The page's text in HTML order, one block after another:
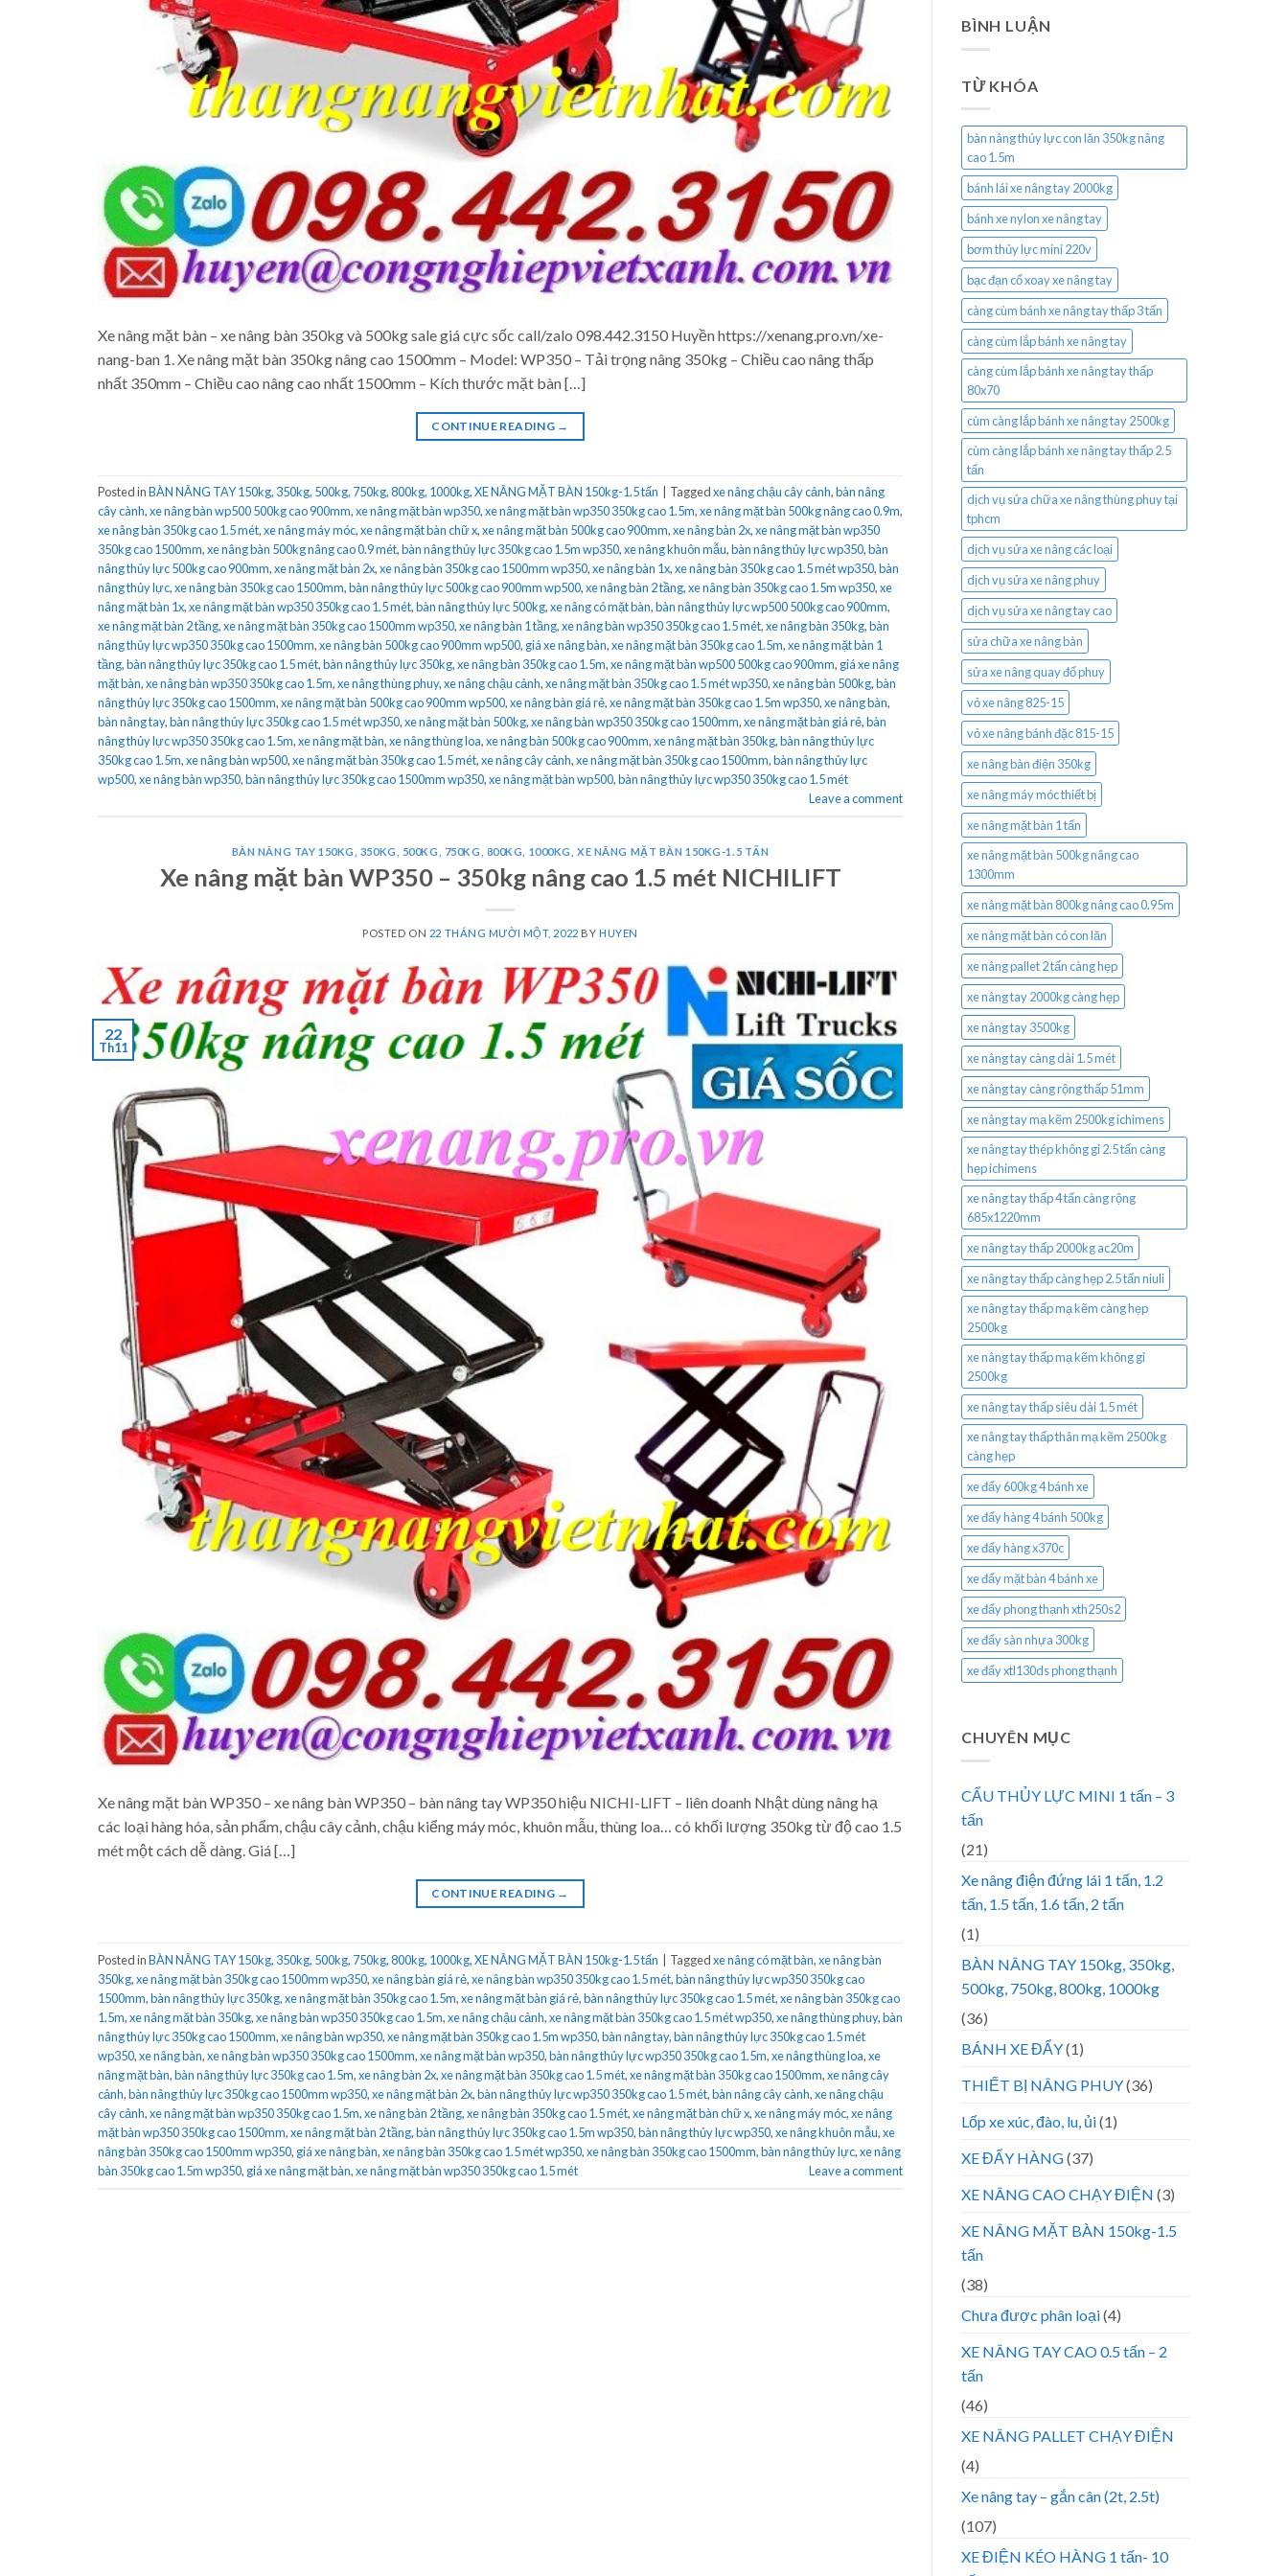
Xe nâng mặt bàn – xe nâng bàn 350kg và 500kg sale giá cực sốc call/zalo 098.442.3150 Huyền https://xenang.pro.vn/xe-
nang-ban 1. Xe nâng mặt bàn 350kg nâng cao 1500mm – Model: WP350 – Tải trọng nâng 350kg – Chiều cao nâng thấp
nhất 350mm – Chiều cao nâng cao nhất 1500mm – Kích thước mặt bàn […]
CONTINUE READING →
Posted inBÀN NÂNG TAY 150kg, 350kg, 500kg, 750kg, 800kg, 1000kg,XE NÂNG MẶT BÀN 150kg-1.5 tấn Taggedxe nâng chậu cây cảnh,bàn nâng
cây cành,xe nâng bàn wp500 500kg cao 900mm,xe nâng mặt bàn wp350,xe nâng mặt bàn wp350 350kg cao 1.5m,xe nâng mặt bàn 500kg nâng cao 0.9m,
xe nâng bàn 350kg cao 1.5 mét,xe nâng máy móc,xe nâng mặt bàn chữ x,xe nâng mặt bàn 500kg cao 900mm,xe nâng bàn 2x,xe nâng mặt bàn wp350
350kg cao 1500mm,xe nâng bàn 500kg nâng cao 0.9 mét,bàn nâng thủy lực 350kg cao 1.5m wp350,xe nâng khuôn mẫu,bàn nâng thủy lực wp350,bàn
nâng thủy lực 500kg cao 900mm,xe nâng mặt bàn 2x,xe nâng bàn 350kg cao 1500mm wp350,xe nâng bàn 1x,xe nâng bàn 350kg cao 1.5 mét wp350,bàn
nâng thủy lực,xe nâng bàn 350kg cao 1500mm,bàn nâng thủy lực 500kg cao 900mm wp500,xe nâng bàn 2 tầng,xe nâng bàn 350kg cao 1.5m wp350,xe
nâng mặt bàn 1x,xe nâng mặt bàn wp350 350kg cao 1.5 mét,bàn nâng thủy lực 500kg,xe nâng có mặt bàn,bàn nâng thủy lực wp500 500kg cao 900mm,
xe nâng mặt bàn 2 tầng,xe nâng mặt bàn 350kg cao 1500mm wp350,xe nâng bàn 1 tầng,xe nâng bàn wp350 350kg cao 1.5 mét,xe nâng bàn 350kg,bàn
nâng thủy lực wp350 350kg cao 1500mm,xe nâng bàn 500kg cao 900mm wp500, giá xe nâng bàn,xe nâng mặt bàn 350kg cao 1.5m,xe nâng mặt bàn 1
tầng,bàn nâng thủy lực 350kg cao 1.5 mét,bàn nâng thủy lực 350kg,xe nâng bàn 350kg cao 1.5m,xe nâng mặt bàn wp500 500kg cao 900mm, giá xe nâng
mặt bàn,xe nâng bàn wp350 350kg cao 1.5m,xe nâng thùng phuy,xe nâng chậu cảnh,xe nâng mặt bàn 350kg cao 1.5 mét wp350,xe nâng bàn 500kg,bàn
nâng thủy lực 350kg cao 1500mm,xe nâng mặt bàn 500kg cao 900mm wp500,xe nâng bàn giá rẻ,xe nâng mặt bàn 350kg cao 1.5m wp350,xe nâng bàn,
bàn nâng tay,bàn nâng thủy lực 350kg cao 1.5 mét wp350,xe nâng mặt bàn 500kg,xe nâng bàn wp350 350kg cao 1500mm,xe nâng mặt bàn giá rẻ,bàn
nâng thủy lực wp350 350kg cao 1.5m,xe nâng mặt bàn,xe nâng thùng loa,xe nâng bàn 500kg cao 900mm,xe nâng mặt bàn 350kg,bàn nâng thủy lực
350kg cao 1.5m,xe nâng bàn wp500,xe nâng mặt bàn 350kg cao 1.5 mét,xe nâng cây cảnh,xe nâng mặt bàn 350kg cao 1500mm,bàn nâng thủy lực
wp500,xe nâng bàn wp350,bàn nâng thủy lực 350kg cao 1500mm wp350,xe nâng mặt bàn wp500,bàn nâng thủy lực wp350 350kg cao 1.5 mét
Leave a comment
BÀN NÂNG TAY 150KG, 350KG, 500KG, 750KG, 800KG, 1000KG ,XE NÂNG MẶT BÀN 150KG-1.5 TẤN
Xe nâng mặt bàn WP350 – 350kg nâng cao 1.5 mét NICHILIFT
POSTED ON 22 THÁNG MƯỜI MỘT, 2022 BY HUYEN
22
Th11
Xe nâng mặt bàn WP350 – xe nâng bàn WP350 – bàn nâng tay WP350 hiệu NICHI-LIFT – liên doanh Nhật dùng nâng hạ
các loại hàng hóa, sản phẩm, chậu cây cảnh, chậu kiểng máy móc, khuôn mẫu, thùng loa… có khối lượng 350kg từ độ cao 1.5
mét một cách dễ dàng. Giá […]
CONTINUE READING →
Posted inBÀN NÂNG TAY 150kg, 350kg, 500kg, 750kg, 800kg, 1000kg,XE NÂNG MẶT BÀN 150kg-1.5 tấn Taggedxe nâng có mặt bàn,xe nâng bàn
350kg,xe nâng mặt bàn 350kg cao 1500mm wp350,xe nâng bàn giá rẻ,xe nâng bàn wp350 350kg cao 1.5 mét,bàn nâng thủy lực wp350 350kg cao
1500mm,bàn nâng thủy lực 350kg,xe nâng mặt bàn 350kg cao 1.5m,xe nâng mặt bàn giá rẻ,bàn nâng thủy lực 350kg cao 1.5 mét,xe nâng bàn 350kg cao
1.5m,xe nâng mặt bàn 350kg,xe nâng bàn wp350 350kg cao 1.5m,xe nâng chậu cảnh,xe nâng mặt bàn 350kg cao 1.5 mét wp350,xe nâng thùng phuy,bàn
nâng thủy lực 350kg cao 1500mm,xe nâng bàn wp350,xe nâng mặt bàn 350kg cao 1.5m wp350,bàn nâng tay,bàn nâng thủy lực 350kg cao 1.5 mét
wp350,xe nâng bàn,xe nâng bàn wp350 350kg cao 1500mm,xe nâng mặt bàn wp350,bàn nâng thủy lực wp350 350kg cao 1.5m,xe nâng thùng loa,xe
nâng mặt bàn,bàn nâng thủy lực 350kg cao 1.5m,xe nâng bàn 2x,xe nâng mặt bàn 350kg cao 1.5 mét,xe nâng mặt bàn 350kg cao 1500mm,xe nâng cây
cảnh,bàn nâng thủy lực 350kg cao 1500mm wp350,xe nâng mặt bàn 2x,bàn nâng thủy lực wp350 350kg cao 1.5 mét,bàn nâng cây cành,xe nâng chậu
cây cảnh,xe nâng mặt bàn wp350 350kg cao 1.5m,xe nâng bàn 2 tầng,xe nâng bàn 350kg cao 1.5 mét,xe nâng mặt bàn chữ x,xe nâng máy móc,xe nâng
mặt bàn wp350 350kg cao 1500mm,xe nâng mặt bàn 2 tầng,bàn nâng thủy lực 350kg cao 1.5m wp350,bàn nâng thủy lực wp350,xe nâng khuôn mẫu,xe
nâng bàn 350kg cao 1500mm wp350, giá xe nâng bàn,xe nâng bàn 350kg cao 1.5 mét wp350,xe nâng bàn 350kg cao 1500mm,bàn nâng thủy lực,xe nâng
bàn 350kg cao 1.5m wp350, giá xe nâng mặt bàn,xe nâng mặt bàn wp350 350kg cao 1.5 mét Leave a comment
BÌNH LUẬN
TỪ KHÓA
bàn nâng thủy lực con lăn 350kg nâng
cao 1.5m
bánh lái xe nâng tay 2000kg
bánh xe nylon xe nâng tay
bơm thủy lực mini 220v
bạc đạn cổ xoay xe nâng tay
càng cùm bánh xe nâng tay thấp 3 tấn
càng cùm lắp bánh xe nâng tay
càng cùm lắp bánh xe nâng tay thấp
80x70
cùm càng lắp bánh xe nâng tay 2500kg
cùm càng lắp bánh xe nâng tay thấp 2.5
tấn
dịch vụ sửa chữa xe nâng thùng phuy tại
tphcm
dịch vụ sửa xe nâng các loại
dịch vụ sửa xe nâng phuy
dịch vụ sửa xe nâng tay cao
sửa chữa xe nâng bàn
sửa xe nâng quay đổ phuy
vỏ xe nâng 825-15
vỏ xe nâng bánh đặc 815-15
xe nâng bàn điện 350kg
xe nâng máy móc thiết bị
xe nâng mặt bàn 1 tấn
xe nâng mặt bàn 500kg nâng cao
1300mm
xe nâng mặt bàn 800kg nâng cao 0.95m
xe nâng mặt bàn có con lăn
xe nâng pallet 2 tấn càng hẹp
xe nâng tay 2000kg càng hẹp
xe nâng tay 3500kg
xe nâng tay càng dài 1.5 mét
xe nâng tay càng rộng thấp 51mm
xe nâng tay mạ kẽm 2500kg ichimens
xe nâng tay thép không gỉ 2.5 tấn càng
hẹp ichimens
xe nâng tay thấp 4 tấn càng rộng
685x1220mm
xe nâng tay thấp 2000kg ac20m
xe nâng tay thấp càng hẹp 2.5 tấn niuli
xe nâng tay thấp mạ kẽm càng hẹp
2500kg
xe nâng tay thấp mạ kẽm không gỉ
2500kg
xe nâng tay thấp siêu dài 1.5 mét
xe nâng tay thấp thân mạ kẽm 2500kg
càng hẹp
xe đẩy 600kg 4 bánh xe
xe đẩy hàng 4 bánh 500kg
xe đẩy hàng x370c
xe đẩy mặt bàn 4 bánh xe
xe đẩy phong thạnh xth250s2
xe đẩy sàn nhựa 300kg
xe đẩy xtl130ds phong thạnh
CHUYÊN MỤC
CẨU THỦY LỰC MINI 1 tấn – 3
tấn
(21)
Xe nâng điện đứng lái 1 tấn, 1.2
tấn, 1.5 tấn, 1.6 tấn, 2 tấn
(1)
BÀN NÂNG TAY 150kg, 350kg,
500kg, 750kg, 800kg, 1000kg
(36)
BÁNH XE ĐẨY(1)
THIẾT BỊ NÂNG PHUY(36)
Lốp xe xúc, đào, lu, ủi(1)
XE ĐẨY HÀNG(37)
XE NÂNG CAO CHẠY ĐIỆN (3)
XE NÂNG MẶT BÀN 150kg-1.5
tấn
(38)
Chưa được phân loại(4)
XE NÂNG TAY CAO 0.5 tấn – 2
tấn
(46)
XE NÂNG PALLET CHẠY ĐIỆN
(4)
Xe nâng tay – gắn cân (2t, 2.5t)
(107)
XE ĐIỆN KÉO HÀNG 1 tấn- 10